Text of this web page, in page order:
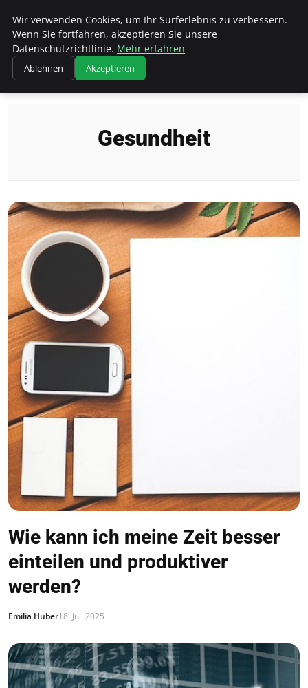
Wk Institut
Startseite Gesundheit
Gesundheit
Wie kann ich meine Zeit besser
einteilen und produktiver
werden?
Emilia Huber18. Juli 2025
Wir verwenden Cookies, um Ihr Surferlebnis zu verbessern.
Wenn Sie fortfahren, akzeptieren Sie unsere
Datenschutzrichtlinie. Mehr erfahren
Ablehnen Akzeptieren